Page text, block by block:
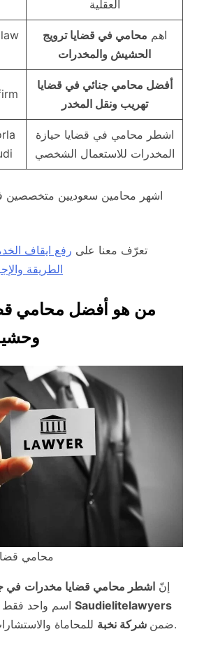
العقلية
اهم محامي في قضايا ترويج
الحشيش والمخدرات
أفضل محامي جنائي في قضايا
تهريب ونقل المخدر
اشطر محامي في قضايا حيازة
المخدرات للاستعمال الشخصي
اشهر محامين سعوديين متخصصين
تعرّف معنا على رفع ايقاف
الطريقة
من هو أفضل محامي
محامي
إنّ اشطر محامي قضايا مخدرات في
Saudielitelawyers
ضمن شركة نخبة للمحاماة والاستشارات القانونية في جدة.